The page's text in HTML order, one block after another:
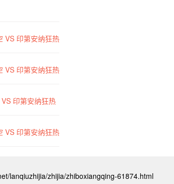
VS 印第安纳狂热
VS 印第安纳狂热
印第安纳狂热
VS 印第安纳狂热
lanqiuzhijia/zhijia/zhiboxiangqing-61874.html